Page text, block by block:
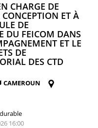
CHARGE DE
ET À
DE
DU FEICOM DANS
ET LE
DE
DES CTD
CAMEROUN
16:00